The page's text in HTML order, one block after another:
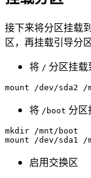
接下来将分区挂载
区，再挂载引导分区
将 / 分区挂载
将 /boot 分区
mkdir /mnt/boot
启用交换区